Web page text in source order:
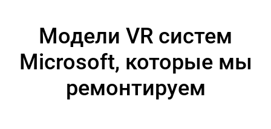
Модели VR систем
Microsoft, которые мы
ремонтируем